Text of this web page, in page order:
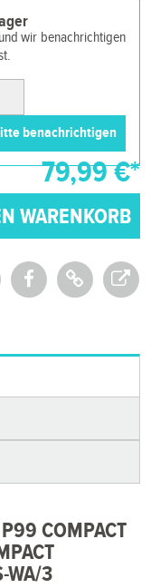
wir benachrichtigen
79,99 €*
COMPACT
WA/3